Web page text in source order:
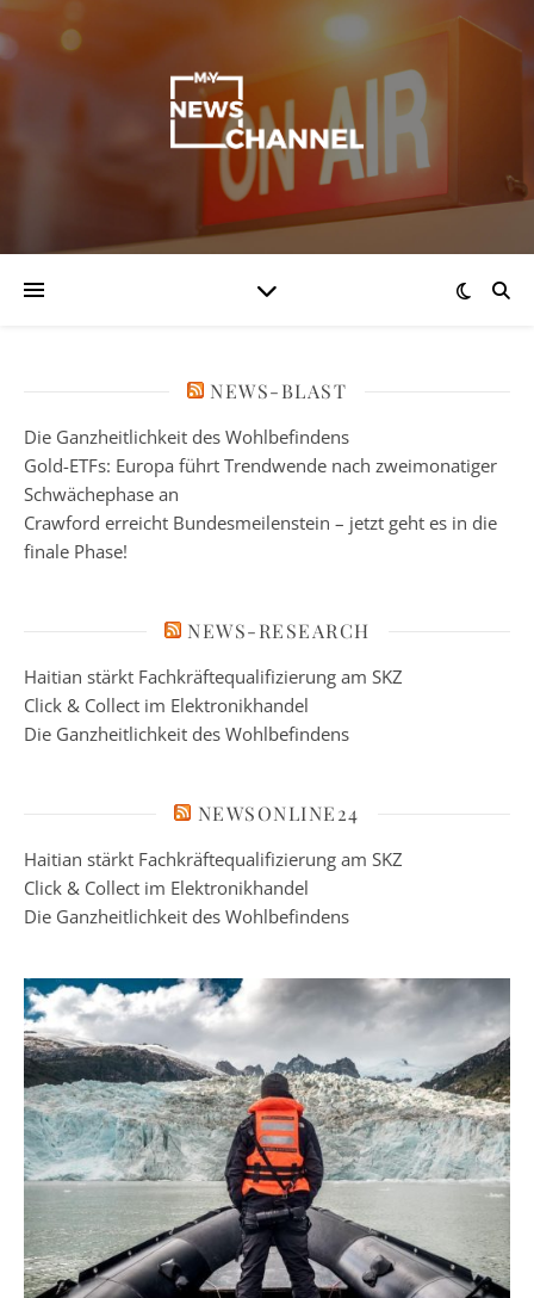
NEWS-BLAST
Die Ganzheitlichkeit des Wohlbefindens
Gold-ETFs: Europa führt Trendwende nach zweimonatiger
Schwächephase an
Crawford erreicht Bundesmeilenstein – jetzt geht es in die
finale Phase!
NEWS-RESEARCH
Haitian stärkt Fachkräftequalifizierung am SKZ
Click & Collect im Elektronikhandel
Die Ganzheitlichkeit des Wohlbefindens
NEWSONLINE24
Haitian stärkt Fachkräftequalifizierung am SKZ
Click & Collect im Elektronikhandel
Die Ganzheitlichkeit des Wohlbefindens